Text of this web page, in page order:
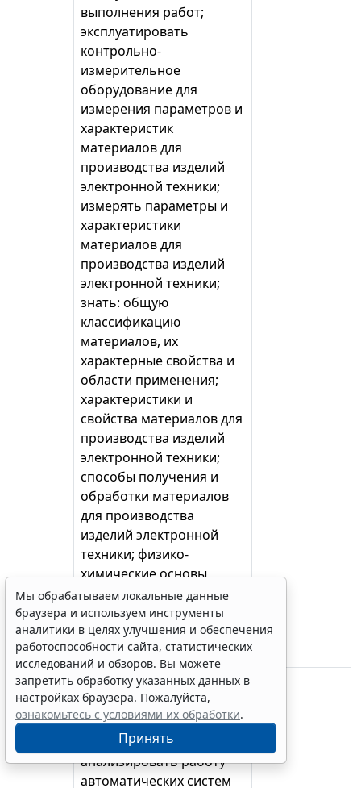
выполнения работ;
эксплуатировать
контрольно-
измерительное
оборудование для
измерения параметров и
характеристик
материалов для
производства изделий
электронной техники;
измерять параметры и
характеристики
материалов для
производства изделий
электронной техники;
знать: общую
классификацию
материалов, их
характерные свойства и
области применения;
характеристики и
свойства материалов для
производства изделий
электронной техники;
способы получения и
обработки материалов
для производства
изделий электронной
техники; физико-
химические основы
обработки материалов
для производства
изделий электронной
техники
уметь: производить
настройку и сборку
простейших систем
автоматизации;
анализировать работу
автоматических систем
Мы обрабатываем локальные данные
браузера и используем инструменты
аналитики в целях улучшения и обеспечения
работоспособности сайта, статистических
исследований и обзоров. Вы можете
запретить обработку указанных данных в
настройках браузера. Пожалуйста,
ознакомьтесь с условиями их обработки.
Принять